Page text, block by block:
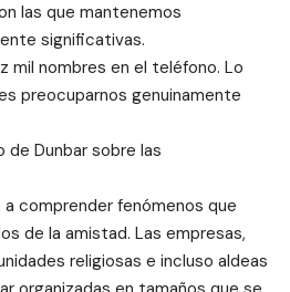
las que mantenemos
significativas.
mil nombres en el teléfono. Lo
preocuparnos genuinamente
de Dunbar sobre las
comprender fenómenos que
de la amistad. Las empresas,
religiosas e incluso aldeas